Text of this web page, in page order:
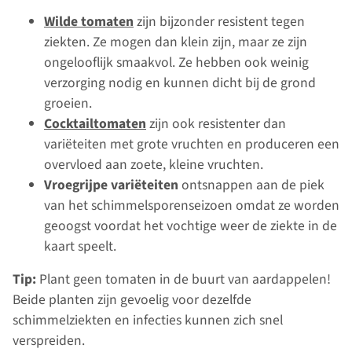
Wilde tomatenzijn bijzonder resistent tegen
ziekten. Ze mogen dan klein zijn, maar ze zijn
ongelooflijk smaakvol. Ze hebben ook weinig
verzorging nodig en kunnen dicht bij de grond
groeien.
Cocktailtomatenzijn ook resistenter dan
variëteiten met grote vruchten en produceren een
overvloed aan zoete, kleine vruchten.
Vroegrijpe variëteiten ontsnappen aan de piek
van het schimmelsporenseizoen omdat ze worden
geoogst voordat het vochtige weer de ziekte in de
kaart speelt.
Tip: Plant geen tomaten in de buurt van aardappelen!
Beide planten zijn gevoelig voor dezelfde
schimmelziekten en infecties kunnen zich snel
verspreiden.